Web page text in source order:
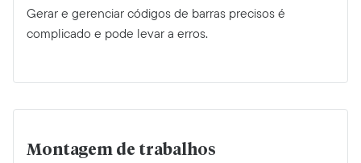
Gerar e gerenciar códigos de barras precisos é
complicado e pode levar a erros.
Montagem de trabalhos